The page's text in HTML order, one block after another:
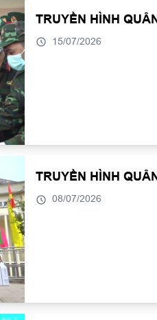
TRUYỀN HÌNH
15/07/2026
TRUYỀN HÌNH
08/07/2026